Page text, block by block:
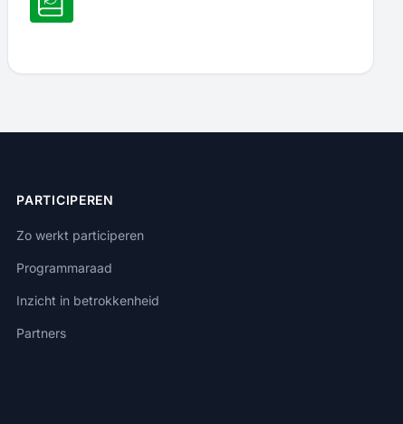
PARTICIPEREN
Zo werkt participeren
Programmaraad
Inzicht in betrokkenheid
Partners